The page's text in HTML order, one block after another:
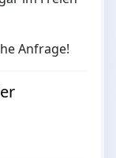
Anfrage!